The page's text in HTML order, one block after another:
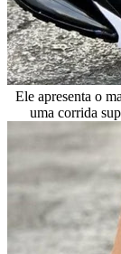
Ele apresenta o
uma corrida